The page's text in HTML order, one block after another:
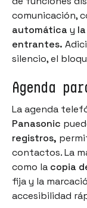
comunicación,
automática y
entrantes.
silencio, el
Agenda
La agenda
Panasonic
registros,
contactos. La
como la copia
fija y la
accesibilidad